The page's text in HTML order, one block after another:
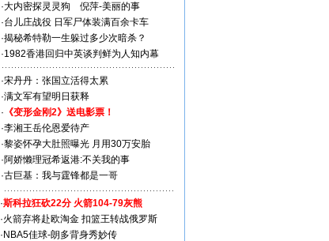
·大内密探灵灵狗
倪萍-美丽的事
·台儿庄战役 日军尸体装满百余卡车
·揭秘希特勒一生躲过多少次暗杀？
·1982香港回归中英谈判鲜为人知内幕
·宋丹丹：张国立活得太累
·满文军有望明日获释
· 《变形金刚2》送电影票！
·李湘王岳伦恩爱待产
·黎姿怀孕大肚照曝光 月用30万安胎
·阿娇懒理冠希返港:不关我的事
·古巨基：我与霆锋都是一哥
·斯科拉狂砍22分 火箭104-79灰熊
·火箭弃将赴欧淘金 扣篮王转战俄罗斯
· NBA5佳球-朗多背身秀妙传